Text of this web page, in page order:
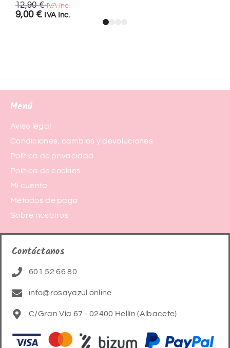
12,90€ IVA Inc.
9,00 € IVA Inc.
Menú
Aviso legal
Condiciones, cambios y devoluciones
Política de privacidad
Política de cookies
Mi cuenta
Métodos de pago
Sobre nosotros
Contáctanos
601 52 66 80
info@rosayazul.online
C/Gran Vía 67 - 02400 Hellín (Albacete)